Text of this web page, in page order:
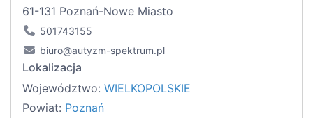
61-131 Poznań-Nowe Miasto
501743155
biuro@autyzm-spektrum.pl
Lokalizacja
Województwo: WIELKOPOLSKIE
Powiat: Poznań